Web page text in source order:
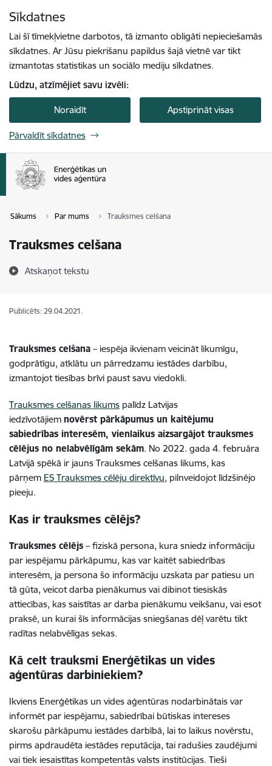
Sīkdatnes
Lai šī tīmekļvietne darbotos, tā izmanto obligāti nepieciešamās
sīkdatnes. Ar Jūsu piekrišanu papildus šajā vietnē var tikt
izmantotas statistikas un sociālo mediju sīkdatnes.
Lūdzu, atzīmējiet savu izvēli:
Noraidīt Apstiprināt visas
Pārvaldīt sīkdatnes
Sākums Par mums Trauksmes celšana
Trauksmes celšana
Atskaņot tekstu
Publicēts: 29.04.2021.
Trauksmes celšana – iespēja ikvienam veicināt likumīgu,
godprātīgu, atklātu un pārredzamu iestādes darbību,
izmantojot tiesības brīvi paust savu viedokli.
Trauksmes celšanas likums palīdz Latvijas
iedzīvotājiem novērst pārkāpumus un kaitējumu
sabiedrības interesēm, vienlaikus aizsargājot trauksmes
cēlējus no nelabvēlīgām sekām. No 2022. gada 4. februāra
Latvijā spēkā ir jauns Trauksmes celšanas likums, kas
pārņem ES Trauksmes cēlēju direktīvu, pilnveidojot līdzšinējo
pieeju.
Kas ir trauksmes cēlējs?
Trauksmes cēlējs – fiziskā persona, kura sniedz informāciju
par iespējamu pārkāpumu, kas var kaitēt sabiedrības
interesēm, ja persona šo informāciju uzskata par patiesu un
tā gūta, veicot darba pienākumus vai dibinot tiesiskās
attiecības, kas saistītas ar darba pienākumu veikšanu, vai esot
praksē, un kurai šīs informācijas sniegšanas dēļ varētu tikt
radītas nelabvēlīgas sekas.
Kā celt trauksmi Enerģētikas un vides
aģentūras darbiniekiem?
Ikviens Enerģētikas un vides aģentūras nodarbinātais var
informēt par iespējamu, sabiedrībai būtiskas intereses
skarošu pārkāpumu iestādes darbībā, lai to laikus novērstu,
pirms apdraudēta iestādes reputācija, tai radušies zaudējumi
vai tiek iesaistītas kompetentās valsts institūcijas. Tieši